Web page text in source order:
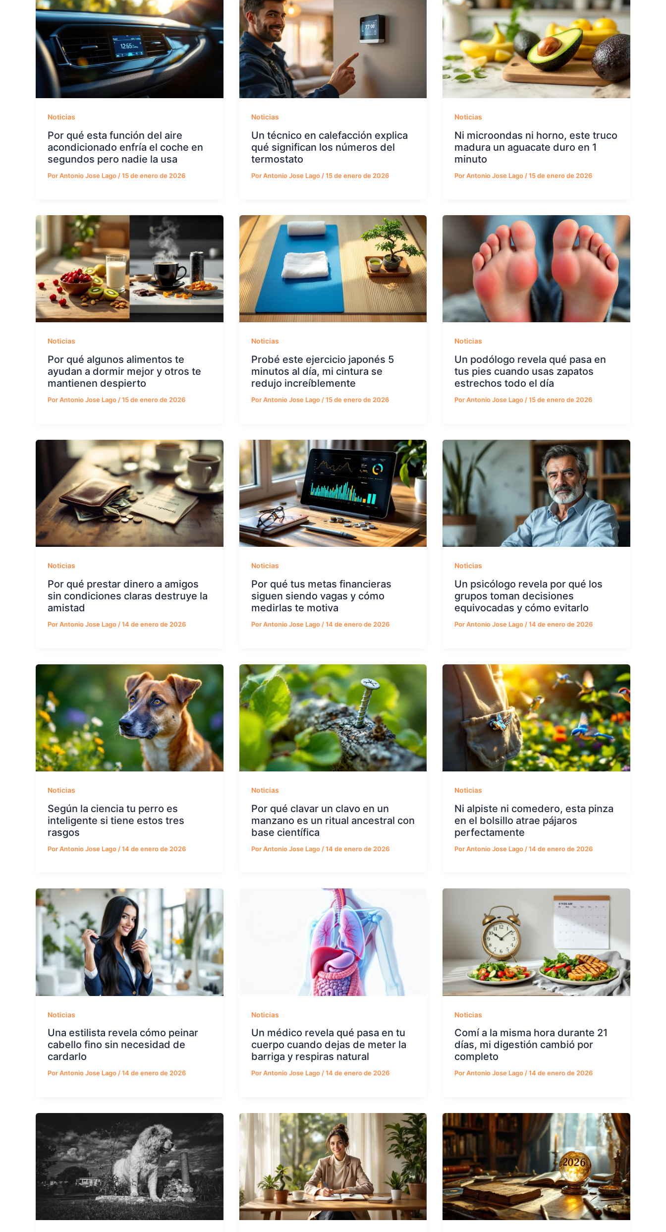
Noticias
Por qué esta función del aire
acondicionado enfría el coche en
segundos pero nadie la usa
PorAntonio Jose Lago /15 de enero de 2026
Noticias
Un técnico en calefacción explica
qué significan los números del
termostato
PorAntonio Jose Lago /15 de enero de 2026
Noticias
Ni microondas ni horno, este truco
madura un aguacate duro en 1
minuto
PorAntonio Jose Lago /15 de enero de 2026
Noticias
Por qué algunos alimentos te
ayudan a dormir mejor y otros te
mantienen despierto
PorAntonio Jose Lago/15 de enero de 2026
Noticias
Probé este ejercicio japonés 5
minutos al día, mi cintura se
redujo increíblemente
PorAntonio Jose Lago/15 de enero de 2026
Noticias
Un podólogo revela qué pasa en
tus pies cuando usas zapatos
estrechos todo el día
PorAntonio Jose Lago/15 de enero de 2026
Noticias
Por qué prestar dinero a amigos
sin condiciones claras destruye la
amistad
PorAntonio Jose Lago /14 de enero de 2026
Noticias
Por qué tus metas financieras
siguen siendo vagas y cómo
medirlas te motiva
PorAntonio Jose Lago /14 de enero de 2026
Noticias
Un psicólogo revela por qué los
grupos toman decisiones
equivocadas y cómo evitarlo
PorAntonio Jose Lago /14 de enero de 2026
Noticias
Según la ciencia tu perro es
inteligente si tiene estos tres
rasgos
PorAntonio Jose Lago /14 de enero de 2026
Noticias
Por qué clavar un clavo en un
manzano es un ritual ancestral con
base científica
PorAntonio Jose Lago /14 de enero de 2026
Noticias
Ni alpiste ni comedero, esta pinza
en el bolsillo atrae pájaros
perfectamente
PorAntonio Jose Lago /14 de enero de 2026
Noticias
Una estilista revela cómo peinar
cabello fino sin necesidad de
cardarlo
PorAntonio Jose Lago/14 de enero de 2026
Noticias
Un médico revela qué pasa en tu
cuerpo cuando dejas de meter la
barriga y respiras natural
PorAntonio Jose Lago/14 de enero de 2026
Noticias
Comí a la misma hora durante 21
días, mi digestión cambió por
completo
PorAntonio Jose Lago/14 de enero de 2026